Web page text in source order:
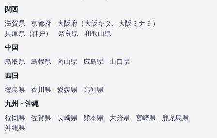
関西
滋賀県
京都府 大阪府 （大阪キタ 大阪ミナミ ）
兵庫県 （神戸） 奈良県
和歌山県
中国
鳥取県
島根県 岡山県 広島県
山口県
四国
徳島県
香川県 愛媛県
高知県
九州・沖縄
福岡県
佐賀県 長崎県 熊本県 大分県 宮崎県
鹿児島県
沖縄県